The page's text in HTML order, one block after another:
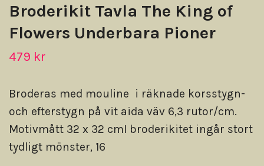
Broderikit Tavla The King of
Flowers Underbara Pioner
479 kr
Broderas med mouline i räknade korsstygn-
och efterstygn på vit aida väv 6,3 rutor/cm.
Motivmått 32 x 32 cmI broderikitet ingår stort
tydligt mönster, 16